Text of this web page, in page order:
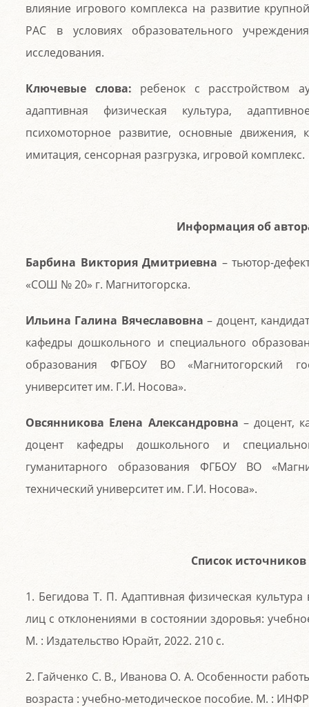
влияние игрового комплекса на развитие
РАС в условиях образовательного
исследования.
Ключевые слова: ребенок с расстройством
адаптивная физическая культура,
психомоторное развитие, основные движения,
имитация, сенсорная разгрузка, игровой комплекс.
Информация об
Барбина Виктория Дмитриевна – тьютор-
«СОШ № 20» г. Магнитогорска.
Ильина Галина Вячеславовна – доцент,
кафедры дошкольного и специального
образования ФГБОУ ВО «Магнитогорский
университет им. Г.И. Носова».
Овсянникова Елена Александровна – доцент,
доцент кафедры дошкольного и
гуманитарного образования ФГБОУ ВО
технический университет им. Г.И. Носова».
Список источников
1. Бегидова Т. П. Адаптивная физическая
лиц с отклонениями в состоянии здоровья:
М. : Издательство Юрайт, 2022. 210 с.
2. Гайченко С. В., Иванова О. А. Особенности
возраста : учебно-методическое пособие. М. :